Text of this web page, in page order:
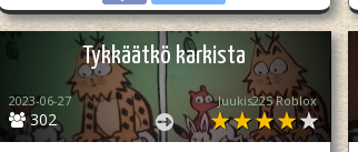
Tykkäätkö karkista
302
2023-06-27 Juukis225 Roblox